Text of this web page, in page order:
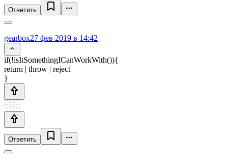
Ответить
gearbox27 фев 2019 в 14:42
if(!isItSomethingICanWorkWith()){
return | throw | reject
}
Ответить